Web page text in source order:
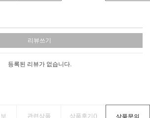
리뷰쓰기
등록된 리뷰가 없습니다.
관련상품 상품후기()